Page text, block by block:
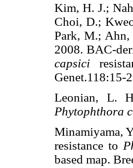
Kim, H. J.;
Choi, D.;
Park, M.;
2008. BAC-
capsici
Leonian, L.
Phytophthora
Minamiyama,
resistance to
based map.